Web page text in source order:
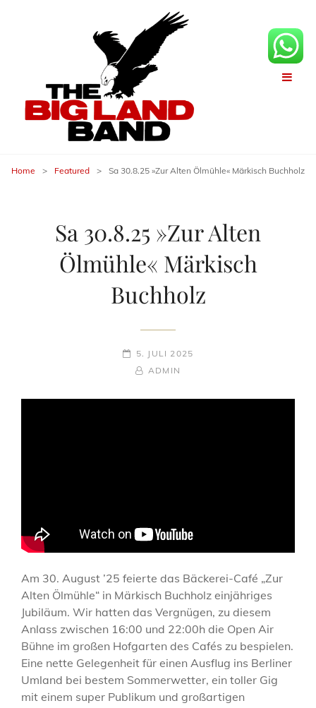
Home > Featured > Sa 30.8.25 »Zur Alten Ölmühle« Märkisch Buchholz
Sa 30.8.25 »Zur Alten
Ölmühle« Märkisch
Buchholz
POSTED-
ON
5. JULI 2025
BY
BYLINE
ADMIN
Am 30. August ’25 feierte das Bäckerei-Café „Zur
Alten Ölmühle“ in Märkisch Buchholz einjähriges
Jubiläum. Wir hatten das Vergnügen, zu diesem
Anlass zwischen 16:00 und 22:00h die Open Air
Bühne im großen Hofgarten des Cafés zu bespielen.
Eine nette Gelegenheit für einen Ausflug ins Berliner
Umland bei bestem Sommerwetter, ein toller Gig
mit einem super Publikum und großartigen